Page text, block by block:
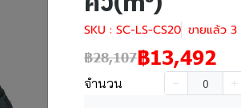
SKU : SC-LS-CS20 ขายแล้ว 3
฿28,107฿13,492
จำนวน